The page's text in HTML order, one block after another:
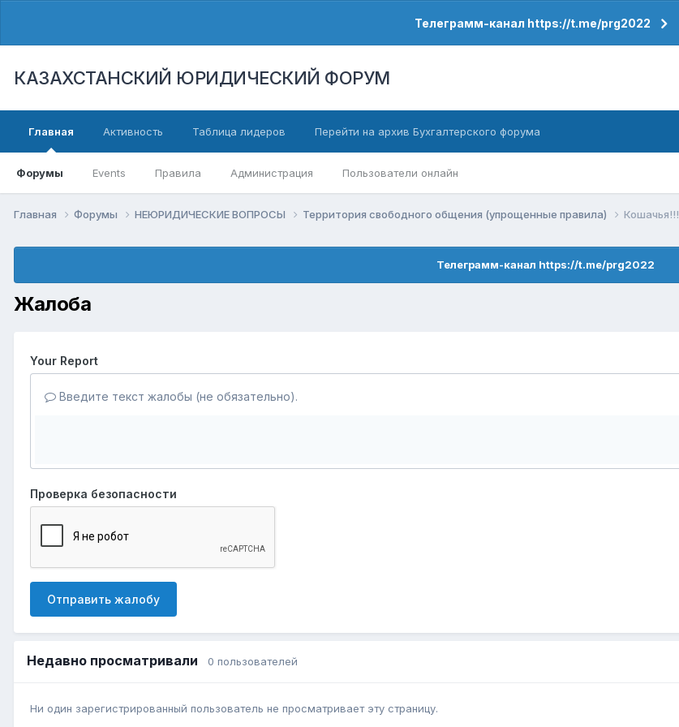
Телеграмм-канал https://t.me/prg2022
КАЗАХСТАНСКИЙ ЮРИДИЧЕСКИЙ ФОРУМ
Главная
Форумы Events Правила Администрация Пользователи онлайн
Активность Таблица лидеров Перейти на архив Бухгалтерского форума
Главная Форумы НЕЮРИДИЧЕСКИЕ ВОПРОСЫ Территория свободного общения (упрощенные правила) Кошачья!!!
Телеграмм-канал https://t.me/prg2022
Жалоба
Your Report
Введите текст жалобы (не обязательно).
Проверка безопасности
Отправить жалобу
Недавно просматривали 0 пользователей
Ни один зарегистрированный пользователь не просматривает эту страницу.